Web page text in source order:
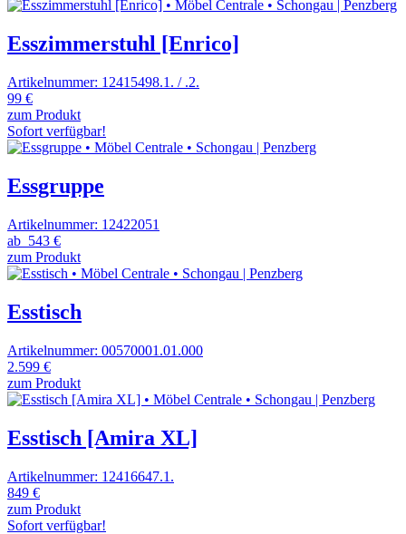
Esszimmerstuhl [Enrico]
Artikelnummer: 12415498.1. / .2.
99 €
zum Produkt
Sofort verfügbar!
Essgruppe
Artikelnummer: 12422051
ab 543 €
zum Produkt
Esstisch
Artikelnummer: 00570001.01.000
2.599 €
zum Produkt
Esstisch [Amira XL]
Artikelnummer: 12416647.1.
849 €
zum Produkt
Sofort verfügbar!